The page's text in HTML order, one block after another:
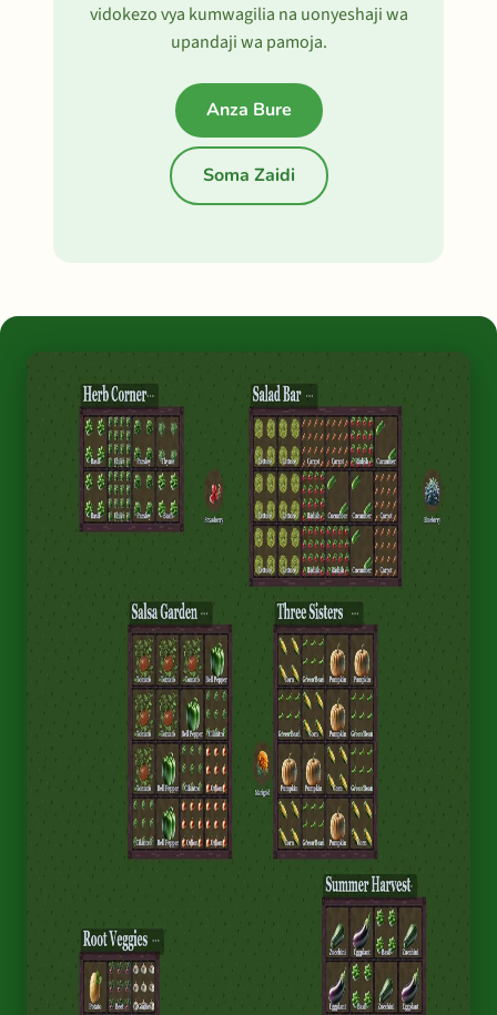
vidokezo vya kumwagilia na uonyeshaji wa
upandaji wa pamoja.
Anza Bure
Soma Zaidi